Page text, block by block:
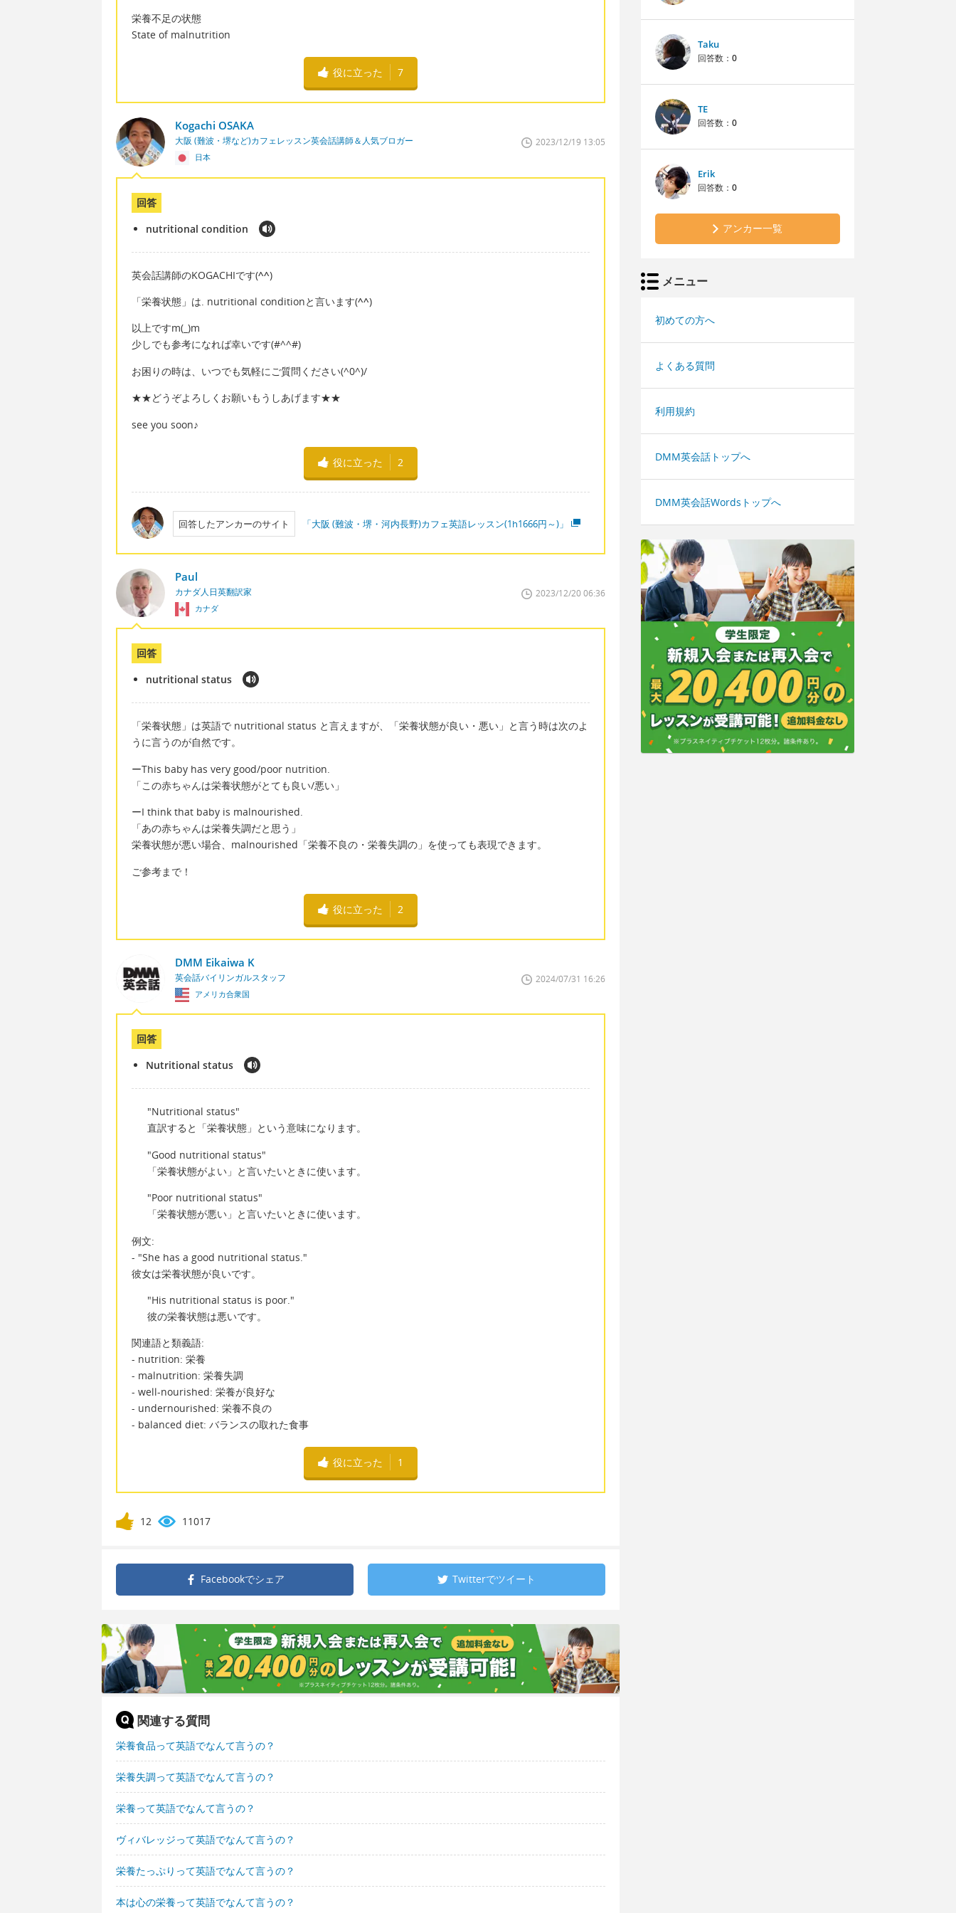
栄養不足の状態
State of malnutrition
役に立った 7
Kogachi OSAKA
大阪 (難波・堺など)カフェレッスン英会話講師＆人気ブロガー
日本
2023/12/19 13:05
回答
nutritional condition
英会話講師のKOGACHIです(^^)
「栄養状態」は. nutritional conditionと言います(^^)
以上ですm(_)m
少しでも参考になれば幸いです(#^^#)
お困りの時は、いつでも気軽にご質問ください(^0^)/
★★どうぞよろしくお願いもうしあげます★★
see you soon♪
役に立った 2
回答したアンカーのサイト 「大阪 (難波・堺・河内長野)カフェ英語レッスン(1h1666円～)」
Paul
カナダ人日英翻訳家
カナダ
2023/12/20 06:36
回答
nutritional status
「栄養状態」は英語で nutritional status と言えますが、「栄養状態が良い・悪い」と言う時は次のよ
うに言うのが自然です。
ーThis baby has very good/poor nutrition.
「この赤ちゃんは栄養状態がとても良い/悪い」
ーI think that baby is malnourished.
「あの赤ちゃんは栄養失調だと思う」
栄養状態が悪い場合、malnourished「栄養不良の・栄養失調の」を使っても表現できます。
ご参考まで！
役に立った 2
DMM Eikaiwa K
英会話バイリンガルスタッフ
アメリカ合衆国
2024/07/31 16:26
回答
Nutritional status
"Nutritional status"
直訳すると「栄養状態」という意味になります。
"Good nutritional status"
「栄養状態がよい」と言いたいときに使います。
"Poor nutritional status"
「栄養状態が悪い」と言いたいときに使います。
例文:
- "She has a good nutritional status."
彼女は栄養状態が良いです。
"His nutritional status is poor."
彼の栄養状態は悪いです。
関連語と類義語:
- nutrition: 栄養
- malnutrition: 栄養失調
- well-nourished: 栄養が良好な
- undernourished: 栄養不良の
- balanced diet: バランスの取れた食事
役に立った 1
12 11017
Facebookでシェア Twitterでツイート
関連する質問
栄養食品って英語でなんて言うの？
栄養失調って英語でなんて言うの？
栄養って英語でなんて言うの？
ヴィバレッジって英語でなんて言うの？
栄養たっぷりって英語でなんて言うの？
本は心の栄養って英語でなんて言うの？
Taku
回答数： 0
TE
回答数： 0
Erik
回答数： 0
アンカー一覧
メニュー
初めての方へ
よくある質問
利用規約
DMM英会話トップへ
DMM英会話Wordsトップへ